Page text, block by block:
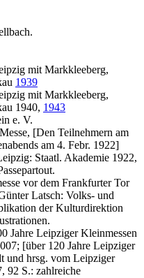
mit Markkleeberg,
1939
mit Markkleeberg,
1940, 1943
e. V.
[Den Teilnehmern am
am 4. Febr. 1922]
Staatl. Akademie 1922,
vor dem Frankfurter Tor
Latsch: Volks- und
der Kulturdirektion
Jahre Leipziger Kleinmessen
[über 120 Jahre Leipziger
und hrsg. vom Leipziger
92 S.: zahlreiche